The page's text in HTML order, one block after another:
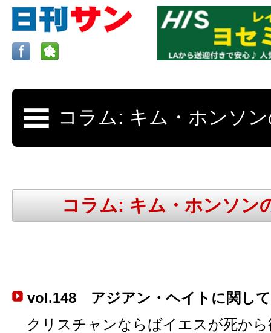
ロサンゼルスの求人、クラシファイド、地元情報など
日刊サンはロサンゼルスの日本語新
更新、求人、クラシファイドは毎週木
コラム: キム・ホンソン
vol.148 アジアン・ヘイトに関して
クリスチャンならばイエスが死から